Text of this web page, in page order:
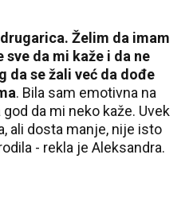
Želim da imam
da mi kaže i da ne
da se žali već da dođe
. Bila sam emotivna na
da mi neko kaže. Uvek
ali dosta manje, nije isto
- rekla je Aleksandra.